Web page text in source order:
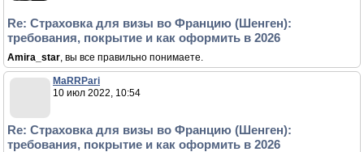
Re: Страховка для визы во Францию (Шенген):
требования, покрытие и как оформить в 2026
Amira_star, вы все правильно понимаете.
MaRRPari
10 июл 2022, 10:54
Re: Страховка для визы во Францию (Шенген):
требования, покрытие и как оформить в 2026